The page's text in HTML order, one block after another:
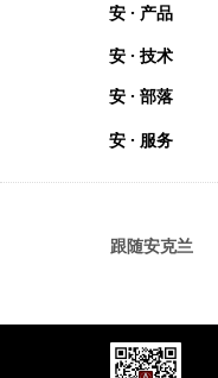
跟随安克兰
安 · 产品
安 · 技术
安 · 部落
安 · 服务